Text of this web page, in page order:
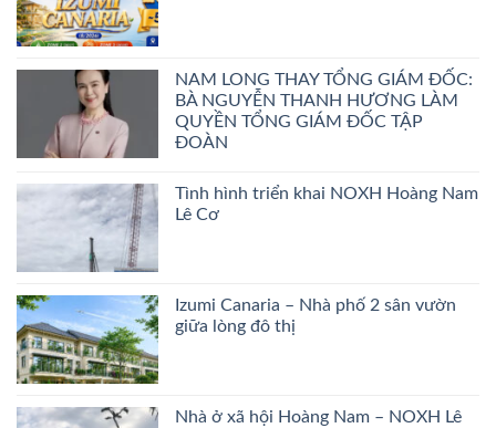
NAM LONG THAY TỔNG GIÁM ĐỐC:
BÀ NGUYỄN THANH HƯƠNG LÀM
QUYỀN TỔNG GIÁM ĐỐC TẬP
ĐOÀN
Tình hình triển khai NOXH Hoàng Nam
Lê Cơ
Izumi Canaria – Nhà phố 2 sân vườn
giữa lòng đô thị
Nhà ở xã hội Hoàng Nam – NOXH Lê